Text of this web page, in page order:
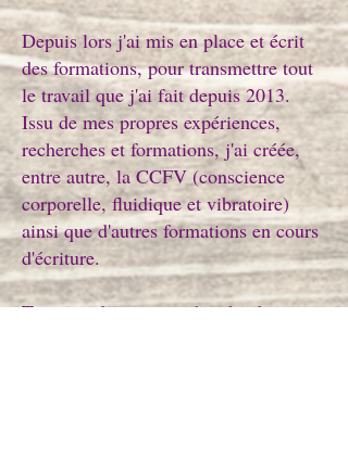
Depuis lors j'ai mis en place et écrit
des formations, pour transmettre tout
le travail que j'ai fait depuis 2013.
Issu de mes propres expériences,
recherches et formations, j'ai créée,
entre autre, la CCFV (conscience
corporelle, fluidique et vibratoire)
ainsi que d'autres formations en cours
d'écriture.
Toujours dans une recherche de